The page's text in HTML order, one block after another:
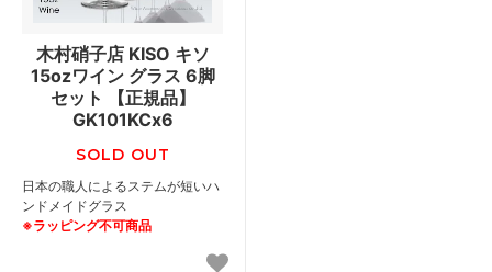
木村硝子店 KISO キソ
15ozワイン グラス 6脚
セット 【正規品】
GK101KCx6
SOLD OUT
日本の職人によるステムが短いハ
ンドメイドグラス
※ラッピング不可商品